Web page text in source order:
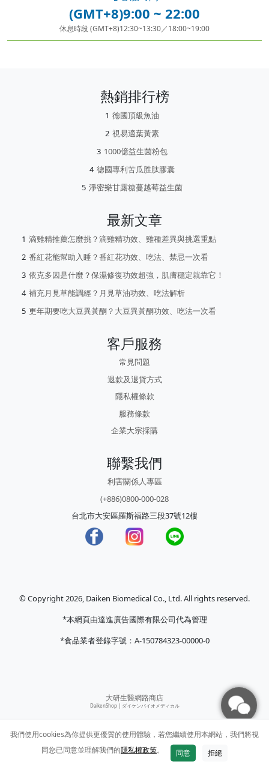
(GMT+8)9:00 ~ 22:00
休息時段 (GMT+8)12:30~13:30／18:00~19:00
熱銷排行榜
德國頂級魚油
視易適葉黃素
1000億益生菌粉包
德國專利苦瓜胜肽膠囊
淨密樂甘露糖蔓越莓益生菌
最新文章
滴雞精推薦怎麼挑？滴雞精功效、雞種差異與挑選重點
番紅花能幫助入睡？番紅花功效、吃法、禁忌一次看
依克多因是什麼？保濕修復功效超強，肌膚穩定就靠它！
補充月見草能調經？月見草油功效、吃法解析
更年期要吃大豆異黃酮？大豆異黃酮功效、吃法一次看
客戶服務
常見問題
退款及退貨方式
隱私權條款
服務條款
企業大宗採購
聯繫我們
利害關係人專區
(+886)0800-000-028
台北市大安區羅斯福路三段37號12樓
© Copyright 2026, Daiken Biomedical Co., Ltd. All rights reserved.
*本網頁由達進廣告國際有限公司代為管理
*食品業者登錄字號：A-150784323-00000-0
大研生醫網路商店
DaikenShop | ダイケンバイオメディカル
我們使用cookies為你提供更優質的使用體驗，若您繼續使用本網站，我們將視
同您已同意並理解我們的隱私權政策。 同意 拒絕